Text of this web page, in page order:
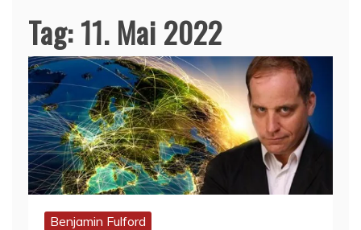
Tag:11. Mai 2022
Benjamin Fulford